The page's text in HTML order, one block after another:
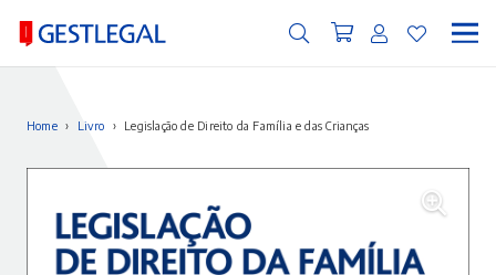
Home › Livro › Legislação de Direito da Família e das Crianças